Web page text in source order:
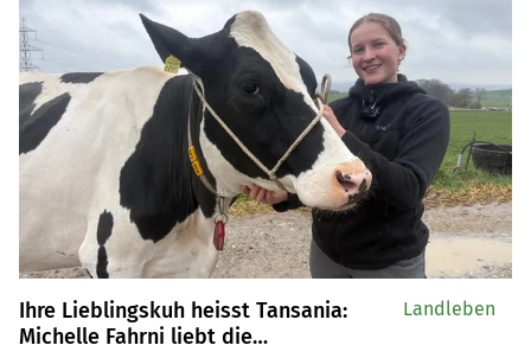
Herren mag es mit Handörgeli und im Eishockey gerne
gesellig.
Ihre Lieblingskuh heisst Tansania:
Michelle Fahrni liebt die
Landleben